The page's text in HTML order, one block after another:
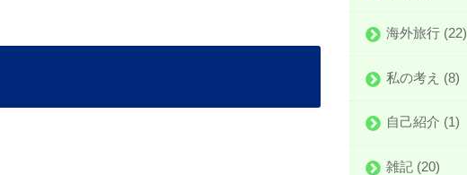
海外旅行 (22)
私の考え (8)
自己紹介 (1)
雑記 (20)